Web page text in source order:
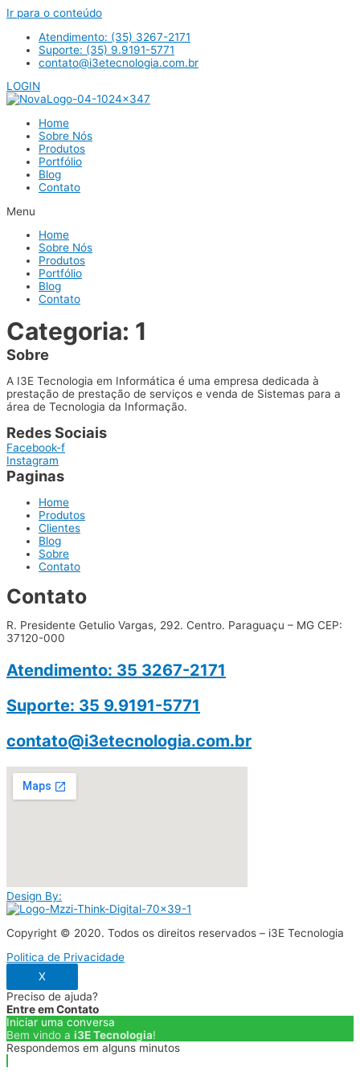
Ir para o conteúdo
Atendimento: (35) 3267-2171
Suporte: (35) 9.9191-5771
contato@i3etecnologia.com.br
LOGIN
Home
Sobre Nós
Produtos
Portfólio
Blog
Contato
Menu
Home
Sobre Nós
Produtos
Portfólio
Blog
Contato
Categoria: 1
Sobre
A I3E Tecnologia em Informática é uma empresa dedicada à
prestação de prestação de serviços e venda de Sistemas para a
área de Tecnologia da Informação.
Redes Sociais
Facebook-f
Instagram
Paginas
Home
Produtos
Clientes
Blog
Sobre
Contato
Contato
R. Presidente Getulio Vargas, 292. Centro. Paraguaçu – MG CEP:
37120-000
Atendimento: 35 3267-2171
Suporte: 35 9.9191-5771
contato@i3etecnologia.com.br
Design By:
Copyright © 2020. Todos os direitos reservados – i3E Tecnologia
Politica de Privacidade
X
Preciso de ajuda?
Entre em Contato
Iniciar uma conversa
Bem vindo a i3E Tecnologia!
Respondemos em alguns minutos